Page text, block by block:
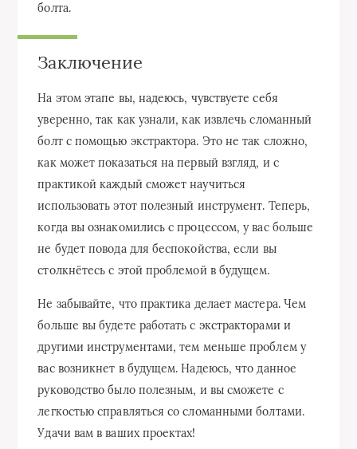
болта.
Заключение
На этом этапе вы, надеюсь, чувствуете себя
уверенно, так как узнали, как извлечь сломанный
болт с помощью экстрактора. Это не так сложно,
как может показаться на первый взгляд, и с
практикой каждый сможет научиться
использовать этот полезный инструмент. Теперь,
когда вы ознакомились с процессом, у вас больше
не будет повода для беспокойства, если вы
столкнётесь с этой проблемой в будущем.
Не забывайте, что практика делает мастера. Чем
больше вы будете работать с экстракторами и
другими инструментами, тем меньше проблем у
вас возникнет в будущем. Надеюсь, что данное
руководство было полезным, и вы сможете с
легкостью справляться со сломанными болтами.
Удачи вам в ваших проектах!